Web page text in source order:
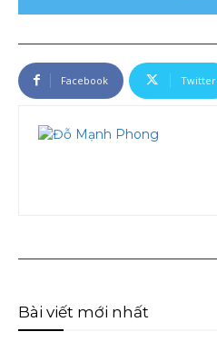
Facebook Twitter
Bài viết mới nhất